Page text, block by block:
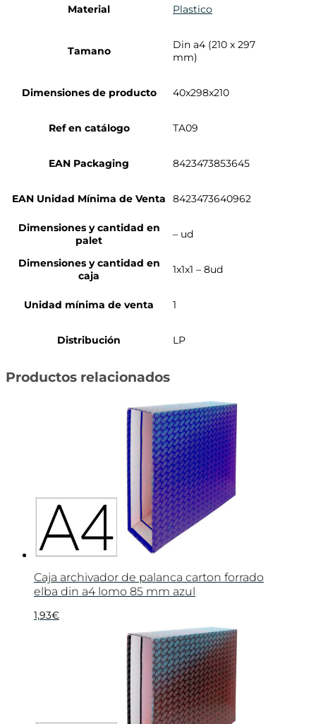
Material Plastico
Tamano
Din a4 (210 x 297
mm)
Dimensiones de producto 40x298x210
Ref en catálogo TA09
EAN Packaging 8423473853645
EAN Unidad Mínima de Venta 8423473640962
Dimensiones y cantidad en
palet
– ud
Dimensiones y cantidad en
caja
1x1x1 – 8ud
Unidad mínima de venta 1
Distribución LP
Productos relacionados
Caja archivador de palanca carton forrado
elba din a4 lomo 85 mm azul
1,93€